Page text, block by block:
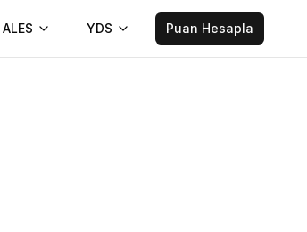
ALES YDS Puan Hesapla